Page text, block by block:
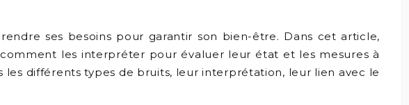
ses besoins pour garantir son bien-être. Dans cet article,
les interpréter pour évaluer leur état et les mesures à
les différents types de bruits, leur interprétation, leur lien avec le